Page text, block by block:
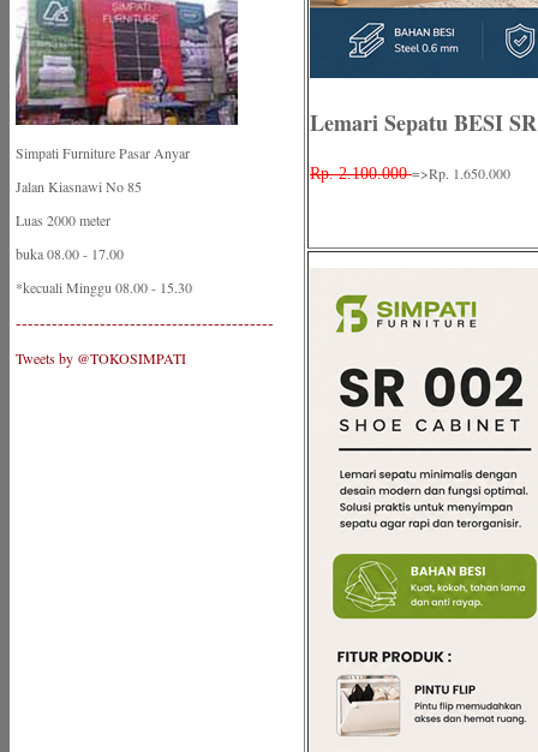
Simpati Furniture Pasar Anyar
Jalan Kiasnawi No 85
Luas 2000 meter
buka 08.00 - 17.00
*kecuali Minggu 08.00 - 15.30
-------------------------------------------
Tweets by @TOKOSIMPATI
Lemari Sepatu BESI
Rp. 2.100.000=>Rp. 1.650.000